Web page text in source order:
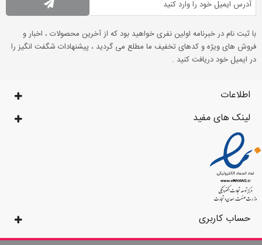
با ثبت نام در خبرنامه اولین نفری خواهید بود که از آخرین محصولات ، اخبار و
فروش های ویژه و کدهای تخفیف ما مطلع می گردید ، پیشنهادات شگفت انگیز را
در ایمیل خود دریافت کنید .
اطلاعات
لینک های مفید
حساب کاربری